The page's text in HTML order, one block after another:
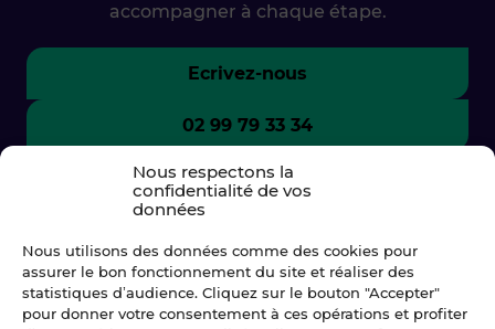
Nous respectons la
confidentialité de vos
données
Nous utilisons des données comme des cookies pour
assurer le bon fonctionnement du site et réaliser des
statistiques d’audience. Cliquez sur le bouton "Accepter"
pour donner votre consentement à ces opérations et profiter
accompagner à chaque étape.
Ecrivez-nous
02 99 79 33 34